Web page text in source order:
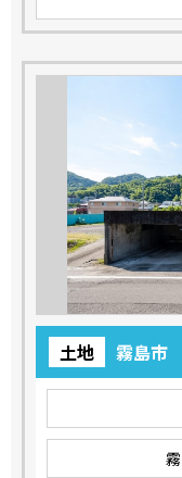
土地
霧島市
り）